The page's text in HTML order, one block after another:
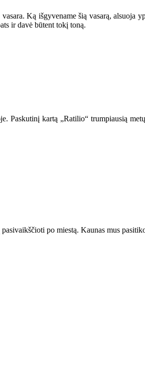
Ką išgyvename šią vasarą, alsuoja
ir davė būtent tokį toną.
kartą „Ratilio“ trumpiausią
po miestą. Kaunas mus